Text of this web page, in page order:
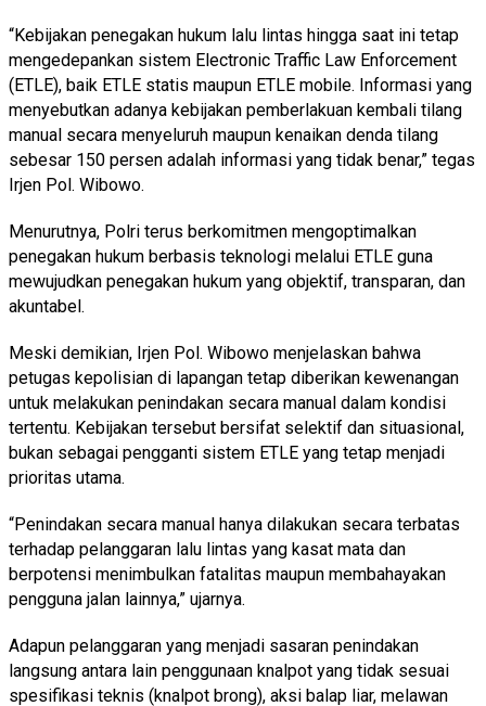
“Kebijakan penegakan hukum lalu lintas hingga saat ini tetap
mengedepankan sistem Electronic Traffic Law Enforcement
(ETLE), baik ETLE statis maupun ETLE mobile. Informasi yang
menyebutkan adanya kebijakan pemberlakuan kembali tilang
manual secara menyeluruh maupun kenaikan denda tilang
sebesar 150 persen adalah informasi yang tidak benar,” tegas
Irjen Pol. Wibowo.
Menurutnya, Polri terus berkomitmen mengoptimalkan
penegakan hukum berbasis teknologi melalui ETLE guna
mewujudkan penegakan hukum yang objektif, transparan, dan
akuntabel.
Meski demikian, Irjen Pol. Wibowo menjelaskan bahwa
petugas kepolisian di lapangan tetap diberikan kewenangan
untuk melakukan penindakan secara manual dalam kondisi
tertentu. Kebijakan tersebut bersifat selektif dan situasional,
bukan sebagai pengganti sistem ETLE yang tetap menjadi
prioritas utama.
“Penindakan secara manual hanya dilakukan secara terbatas
terhadap pelanggaran lalu lintas yang kasat mata dan
berpotensi menimbulkan fatalitas maupun membahayakan
pengguna jalan lainnya,” ujarnya.
Adapun pelanggaran yang menjadi sasaran penindakan
langsung antara lain penggunaan knalpot yang tidak sesuai
spesifikasi teknis (knalpot brong), aksi balap liar, melawan